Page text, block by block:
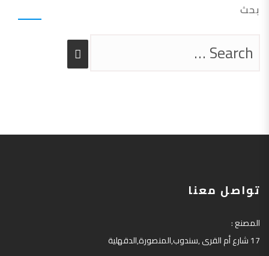
بحث
تواصل معنا
المصنع:
17شارع أم القرى,سندوب,المنصورة,الدقهلية